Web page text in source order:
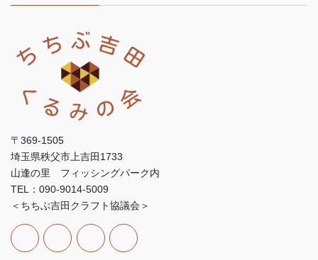
〒369-1505
埼玉県秩父市上吉田1733
山逢の里 フィッシングパーク内
TEL：090-9014-5009
＜ちちぶ吉田クラフト協議会＞